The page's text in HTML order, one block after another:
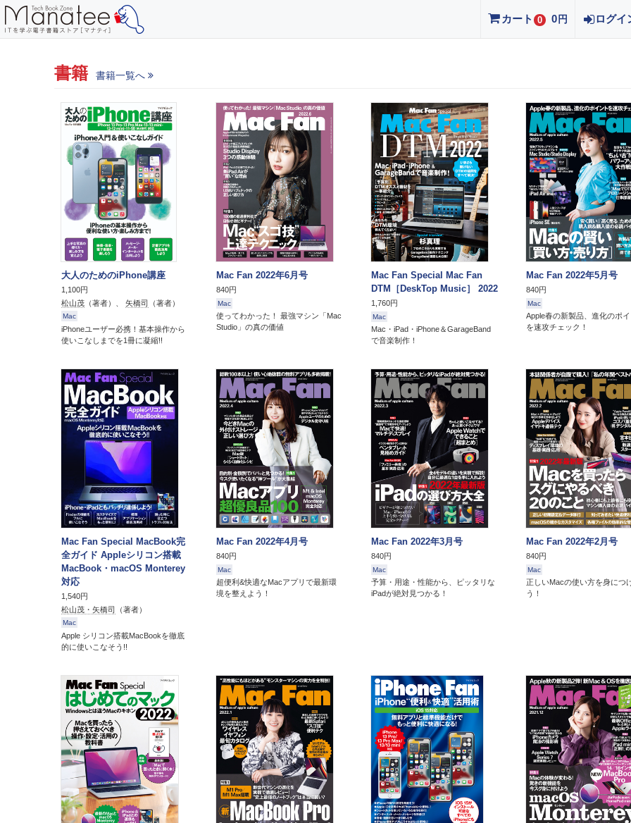
カート 0 0 円 ログイ
書籍 書籍一覧へ
大人のためのiPhone講座
1,100円
松山茂 （著者）、 矢橋司 （著者）
Mac
iPhoneユーザー必携！基本操作から
使いこなしまでを1冊に凝縮!!
Mac Fan 2022年6月号
840円
Mac
使ってわかった！ 最強マシン「Mac
Studio」の真の価値
Mac Fan Special Mac Fan
DTM［DeskTop Music］ 2022
1,760円
Mac
Mac・iPad・iPhone＆GarageBand
で音楽制作！
Mac Fan 2022年5月号
840円
Mac
Apple春の新製品、進化のポ
を速攻チェック！
Mac Fan Special MacBook完
全ガイド Appleシリコン搭載
MacBook・macOS Monterey
対応
1,540円
松山茂・矢橋司
（著者）
Mac
Apple シリコン搭載MacBookを徹底
的に使いこなそう!!
Mac Fan 2022年4月号
840円
Mac
超便利&快適なMacアプリで最新環
境を整えよう！
Mac Fan 2022年3月号
840円
Mac
予算・用途・性能から、ピッタリな
iPadが絶対見つかる！
Mac Fan 2022年2月号
840円
Mac
正しいMacの使い方を身につ
う！